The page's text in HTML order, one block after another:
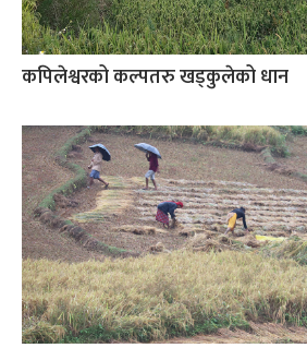
कपिलेश्वरको कल्पतरु खड्कुलेको धान